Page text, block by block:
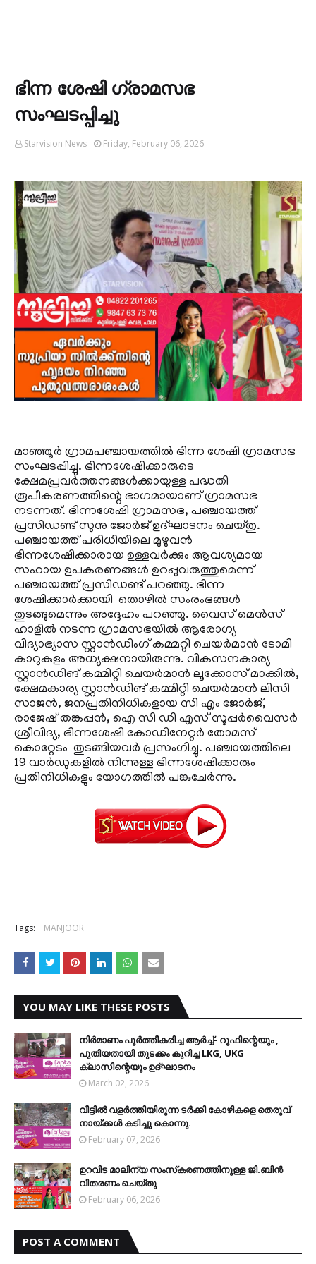
ഭിന്ന ശേഷി ഗ്രാമസഭ
സംഘടപ്പിച്ചു
Starvision News Friday, February 06, 2026
മാഞ്ഞൂര്‍ ഗ്രാമപഞ്ചായത്തില്‍ ഭിന്ന ശേഷി ഗ്രാമസഭ
സംഘടപ്പിച്ചു. ഭിന്നശേഷിക്കാരുടെ
ക്ഷേമപ്രവര്‍ത്തനങ്ങള്‍ക്കായുള്ള പദ്ധതി
രൂപീകരണത്തിന്റെ ഭാഗമായാണ് ഗ്രാമസഭ
നടന്നത്. ഭിന്നശേഷി ഗ്രാമസഭ, പഞ്ചായത്ത്
പ്രസിഡണ്ട് സുനു ജോര്‍ജ് ഉദ്ഘാടനം ചെയ്തു.
പഞ്ചായത്ത് പരിധിയിലെ മുഴുവന്‍
ഭിന്നശേഷിക്കാരായ ഉള്ളവര്‍ക്കും ആവശ്യമായ
സഹായ ഉപകരണങ്ങള്‍ ഉറപ്പുവരുത്തുമെന്ന്
പഞ്ചായത്ത് പ്രസിഡണ്ട് പറഞ്ഞു. ഭിന്ന
ശേഷിക്കാര്‍ക്കായി തൊഴില്‍ സംരംഭങ്ങള്‍
തുടങ്ങുമെന്നും അദ്ദേഹം പറഞ്ഞു. വൈസ് മെന്‍സ്
ഹാളില്‍ നടന്ന ഗ്രാമസഭയില്‍ ആരോഗ്യ
വിദ്യാഭ്യാസ സ്റ്റാന്‍ഡിംഗ് കമ്മറ്റി ചെയര്‍മാന്‍ ടോമി
കാറുകുളം അധ്യക്ഷനായിരുന്നു. വികസനകാര്യ
സ്റ്റാന്‍ഡിങ് കമ്മിറ്റി ചെയര്‍മാന്‍ ലൂക്കോസ് മാക്കില്‍,
ക്ഷേമകാര്യ സ്റ്റാന്‍ഡിങ് കമ്മിറ്റി ചെയര്‍മാന്‍ ലിസി
സാജന്‍, ജനപ്രതിനിധികളായ സി എം ജോര്‍ജ്,
രാജേഷ് തങ്കപ്പന്‍, ഐ സി ഡി എസ് സൂപ്പര്‍വൈസര്‍
ശ്രീവിദ്യ, ഭിന്നശേഷി കോഡിനേറ്റര്‍ തോമസ്
കൊറ്റേടം തുടങ്ങിയവര്‍ പ്രസംഗിച്ചു. പഞ്ചായത്തിലെ
19 വാര്‍ഡുകളില്‍ നിന്നുള്ള ഭിന്നശേഷിക്കാരും
പ്രതിനിധികളും യോഗത്തില്‍ പങ്കുചേര്‍ന്നു.
Tags: MANJOOR
YOU MAY LIKE THESE POSTS
നിര്‍മാണം പൂര്‍ത്തീകരിച്ച ആര്‍ച്ച്- റൂഫിന്റെയും ,
പുതിയതായി തുടക്കം കുറിച്ച LKG, UKG
ക്ലാസിന്റെയും ഉദ്ഘാടനം
March 02, 2026
വീട്ടില്‍ വളര്‍ത്തിയിരുന്ന ടര്‍ക്കി കോഴികളെ തെരുവ്
നായ്ക്കള്‍ കടിച്ചു കൊന്നു.
February 07, 2026
ഉറവിട മാലിന്യ സംസ്‌കരണത്തിനുള്ള ജി.ബിന്‍
വിതരണം ചെയ്തു
February 06, 2026
POST A COMMENT